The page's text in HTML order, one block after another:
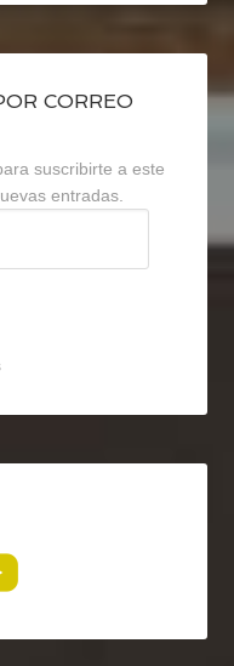
CORREO
suscribirte a este
entradas.